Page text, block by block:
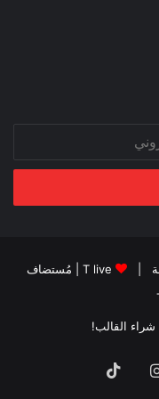
T live | مُستضاف
شراء القالب!
انستقرام